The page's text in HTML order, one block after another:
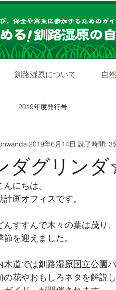
釧路湿原について 自
2019年度発行号
ダグリン
2019年6月14日 読了時間: 3
にちは。
画オフィスです。
すすんで木々の葉は茂り
を迎えました。
木道では釧路湿原国立公園
の花やおもしろネタを解説